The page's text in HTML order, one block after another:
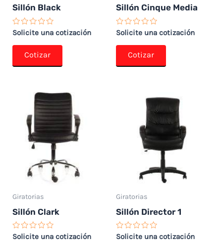
Sillón Black
Valorado
0
Solicite una cotización
Cotizar
Sillón Cinque Media
Valorado
0
Solicite una cotización
Cotizar
Giratorias
Sillón Clark
Valorado
Solicite una cotización
Giratorias
Sillón Director 1
Valorado
Solicite una cotización